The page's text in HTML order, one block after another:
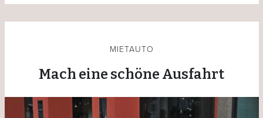
MIETAUTO
Mach eine schöne Ausfahrt